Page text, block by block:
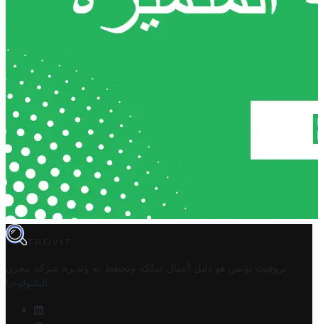
TROVIT
تروفيت تونس هو دليل أعمال تملكه وتحتفظ به وتديره
شركة مخزن
التكنولوجيا